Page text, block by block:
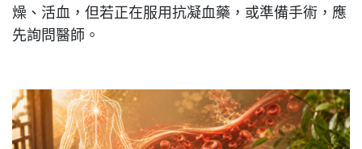
燥、活血，但若正在服用抗凝血藥，或準備手術，應
先詢問醫師。